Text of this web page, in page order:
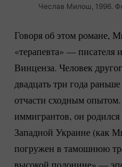
Чеслав Милош, 1996.
Говоря об этом романе,
«терапевта» — писателя
Винценза. Человек
двадцать три года
отчасти сходным
иммигрантов, он
Западной Украине (как
погружен в тамошнюю
высокой полонине» —